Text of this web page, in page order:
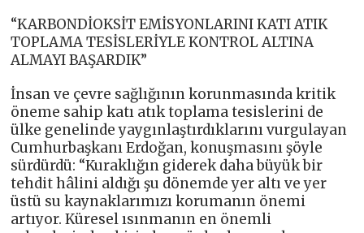
“KARBONDİOKSİT EMİSYONLARINI KATI ATIK
TOPLAMA TESİSLERİYLE KONTROL ALTINA
ALMAYI BAŞARDIK”
İnsan ve çevre sağlığının korunmasında kritik
öneme sahip katı atık toplama tesislerini de
ülke genelinde yaygınlaştırdıklarını vurgulayan
Cumhurbaşkanı Erdoğan, konuşmasını şöyle
sürdürdü: “Kuraklığın giderek daha büyük bir
tehdit hâlini aldığı şu dönemde yer altı ve yer
üstü su kaynaklarımızı korumanın önemi
artıyor. Küresel ısınmanın en önemli